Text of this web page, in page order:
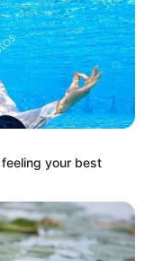
disusun
your best